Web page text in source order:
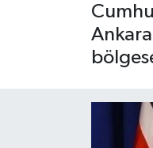
Gündem